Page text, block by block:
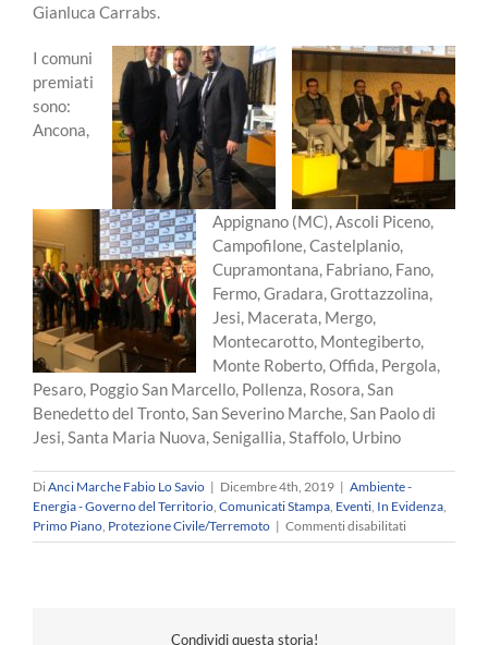
Gianluca Carrabs.
I comuni
premiati
sono:
Ancona,
Appignano (MC), Ascoli Piceno,
Campofilone, Castelplanio,
Cupramontana, Fabriano, Fano,
Fermo, Gradara, Grottazzolina,
Jesi, Macerata, Mergo,
Montecarotto, Montegiberto,
Monte Roberto, Offida, Pergola,
Pesaro, Poggio San Marcello, Pollenza, Rosora, San
Benedetto del Tronto, San Severino Marche, San Paolo di
Jesi, Santa Maria Nuova, Senigallia, Staffolo, Urbino
DiAnci Marche Fabio Lo Savio | Dicembre 4th, 2019 | Ambiente -
Energia - Governo del Territorio, Comunicati Stampa, Eventi, In Evidenza,
Primo Piano, Protezione Civile/Terremoto | Commenti disabilitatisu
Transizione
Condividi questa storia!